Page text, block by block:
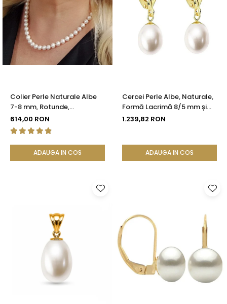
Colier Perle Naturale Albe
7-8 mm, Rotunde,
Închizătoare Argint 925 |
KASKADDA®
614,00 RON
ADAUGA IN COS
Cercei Perle Albe, Naturale,
Formă Lacrimă 8/5 mm și
Aur Galben 14K | KASKADDA®
1.239,82 RON
ADAUGA IN COS